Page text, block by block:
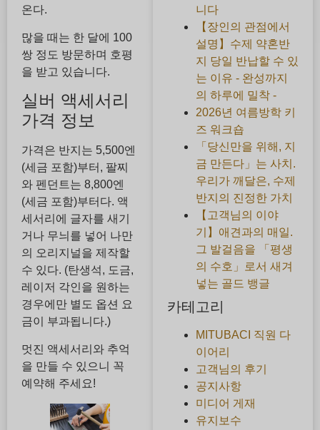
온다.
많을 때는 한 달에 100
쌍 정도 방문하며 호평
을 받고 있습니다.
실버 액세서리
가격 정보
가격은 반지는 5,500엔
(세금 포함)부터, 팔찌
와 펜던트는 8,800엔
(세금 포함)부터다. 액
세서리에 글자를 새기
거나 무늬를 넣어 나만
의 오리지널을 제작할
수 있다. (탄생석, 도금,
레이저 각인을 원하는
경우에만 별도 옵션 요
금이 부과됩니다.)
멋진 액세서리와 추억
을 만들 수 있으니 꼭
예약해 주세요!
니다
【장인의 관점에서
설명】수제 약혼반
지 당일 반납할 수 있
는 이유 - 완성까지
의 하루에 밀착 -
2026년 여름방학 키
즈 워크숍
「당신만을 위해, 지
금 만든다」는 사치.
우리가 깨달은, 수제
반지의 진정한 가치
【고객님의 이야
기】애견과의 매일.
그 발걸음을 「평생
의 수호」로서 새겨
넣는 골드 뱅글
카테고리
MITUBACI 직원 다
이어리
고객님의 후기
공지사항
미디어 게재
유지보수